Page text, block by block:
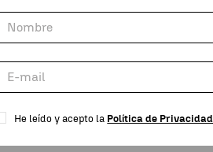
He leído y acepto la Política de Privacidad